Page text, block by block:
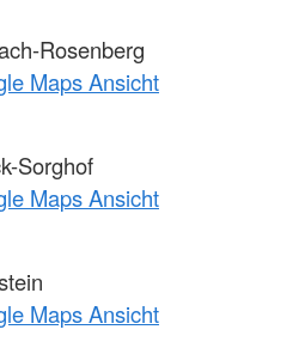
Rosenberg
Maps Ansicht
Sorghof
Maps Ansicht
Maps Ansicht